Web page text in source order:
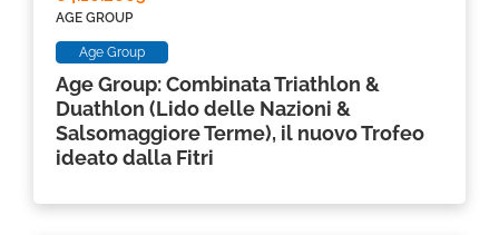
Age Group: Combinata Triathlon &
Duathlon (Lido delle Nazioni &
Salsomaggiore Terme), il nuovo Trofeo
ideato dalla Fitri
AGE GROUP
Age Group